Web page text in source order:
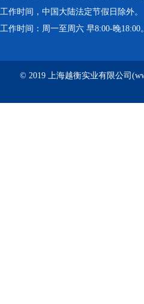
工作时间，中国大陆法定节假日除外。
工作时间：周一至周六 早8:00-晚18:00
© 2019 上海越衡实业有限公司